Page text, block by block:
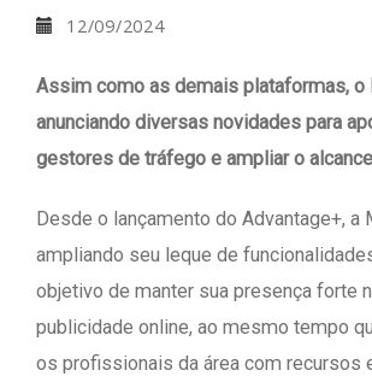
12/09/2024
Assim como as demais plataformas, o
anunciando diversas novidades para
gestores de tráfego e ampliar o
Desde o lançamento do Advantage+, a
ampliando seu leque de
objetivo de manter sua presença forte
publicidade online, ao mesmo tempo
os profissionais da área com recursos